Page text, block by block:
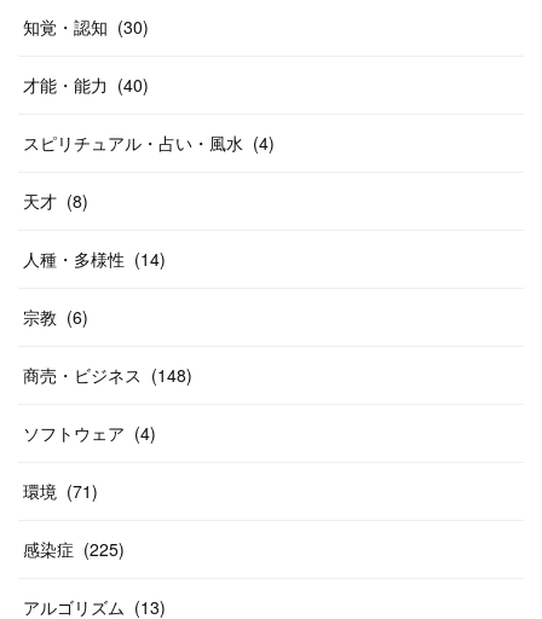
知覚・認知 (30)
才能・能力 (40)
スピリチュアル・占い・風水 (4)
天才 (8)
人種・多様性 (14)
宗教 (6)
商売・ビジネス (148)
ソフトウェア (4)
環境 (71)
感染症 (225)
アルゴリズム (13)